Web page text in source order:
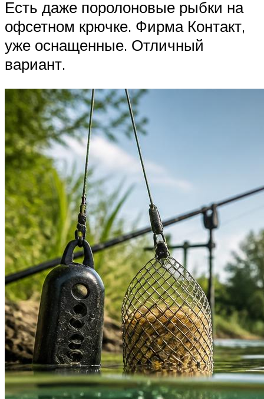
Есть даже поролоновые рыбки на
офсетном крючке. Фирма Контакт,
уже оснащенные. Отличный
вариант.